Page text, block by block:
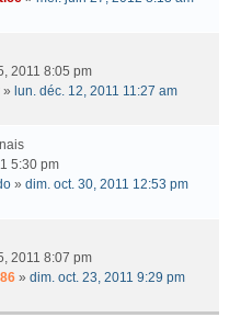
2011 8:05 pm
» lun. déc. 12, 2011 11:27 am
5:30 pm
» dim. oct. 30, 2011 12:53 pm
2011 8:07 pm
» dim. oct. 23, 2011 9:29 pm